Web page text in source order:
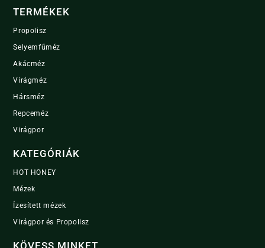
TERMÉKEK
Propolisz
Selyemfűméz
Akácméz
Virágméz
Hársméz
Repceméz
Virágpor
KATEGÓRIÁK
HOT HONEY
Mézek
Ízesített mézek
Virágpor és Propolisz
KÖVESS MINKET